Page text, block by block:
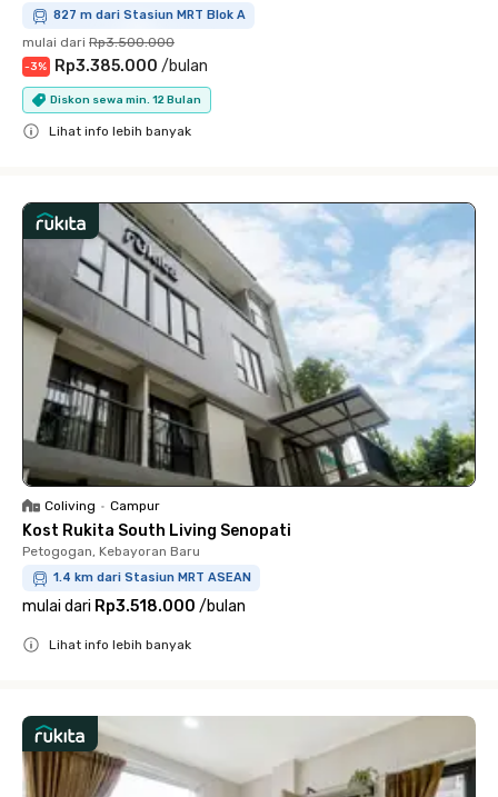
827 m dari Stasiun MRT Blok A
mulai dari Rp3.500.000
-3% Rp3.385.000 /bulan
Diskon sewa min. 12 Bulan
Lihat info lebih banyak
Coliving • Campur
Kost Rukita South Living Senopati
Petogogan, Kebayoran Baru
1.4 km dari Stasiun MRT ASEAN
mulai dari Rp3.518.000 /bulan
Lihat info lebih banyak